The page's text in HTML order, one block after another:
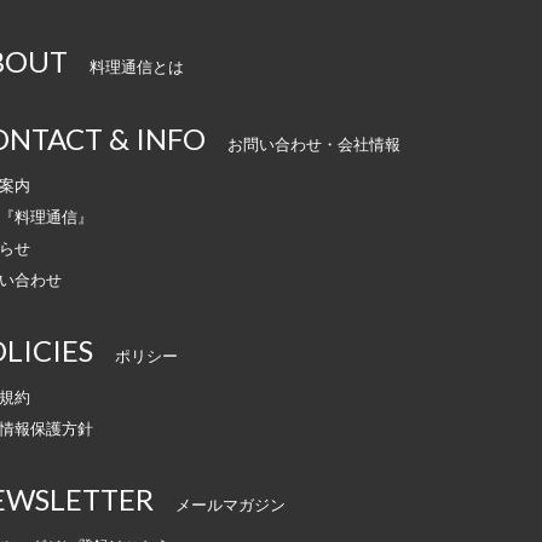
料理通信とは
& INFO お問い合わせ・会社情報
内
料理通信』
せ
合わせ
ポリシー
約
報保護方針
メールマガジン